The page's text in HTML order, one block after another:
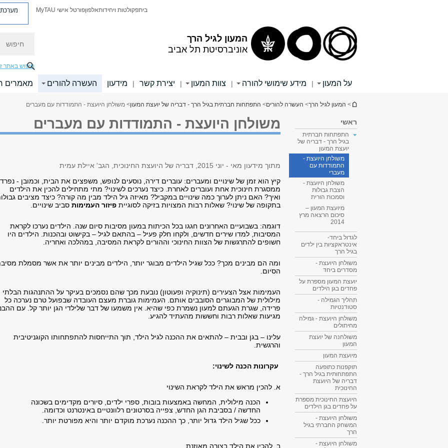
המעון לגיל הרך
אוניברסיטת תל אביב
ביתפקולטות ויחידותאלפוןפורטל אישי MyTAU מערכת
חיפוש באתר
על המעון | מידע שימושי להורה | צוות המעון | יצירת קשר | מידעון העשרה להורים מאמרים
הינך נמצא כאן
> המעון לגיל הרך> העשרה להורים> התפתחות חברתית בגיל הרך - דבריה של יועצת המעון> משולחן היועצת - התמודדות עם מעברים
ראשי
התפתחות חברתית
בגיל הרך - דבריה של
יועצת המעון
משולחן היועצת -
התמודדות עם
מעברי
משולחן היועצת -
הצבת גבולות
וסמכות הורית
מיועצת המעון –
סיכום הרצאה מרץ
2014
לגדול ביחד-
אינטראקציות בין ילדים
בגיל הרך
משולחן היועצת -
מסדרים ביחד
יועצת המעון מספרת על
פחדים בגן הילדים
תהליך הגמילה -
סטודנטיות
משולחן היועצת - גמילה
מחיתולים
משולחנה של יועצת
המעון
מיועצת המעון
תוקפנות כתופעה
התפתחותית בגיל הרך -
דבריה של היועצת
החינוכית
היועצת החינוכית מספרת
על פחדים בגן הילדים
משולחן היועצת -
המשחק החברתי בגיל
הרך
משולחן היועצת -
משולחן היועצת - התמודדות עם מעברים
מתוך מידעון מאי - יוני 2015, דבריה של היועצת החינוכית, הגב' איילת עמית
קיץ הוא זמן של שינויים ומעברים: עוברים דירה, נוסעים לנופש, משפצים את הבית, וכמובן -
ממסגרת חינוכית אחת ועוברים לאחרת. כיצד נערכים לשינוי? מתי מתחילים להכין את הילדים
ואיך? האם ניתן לערוך כמה שינויים במקביל? מאיזה גיל הילד מבין מה קורה? כיצד מציבים
בתקופה של שינוי? שאלות רבות המצויות בזיקה לסוגיית פיזור העמימות סביב שינויים.
דוגמה: בשבועיים האחרונים חגגו בכל הכיתות במעון מסיבות סיום שנה. הילדים נערכו לקראת
המסיבות, למדו שירים חדשים, ולקחו חלק פעיל – בהתאם לגיל – בקישוט ובהכנות. הילדים היו
חשופים להתרגשות של הצוות החינוכי וההורים לקראת המסיבה, במהלכה ואחריה.
ומה הם מבינים מכך? ככל שגיל הילדים מבוגר יותר, הילדים מבינים יותר את אשר מסמלת
הסיום.
העמימות אצל הצעירים (תינוקיה ופעוטון) נובעת מכך שהם נסמכים בעיקר על ההתנהגות הבלתי
מילולית של המבוגרים הסובבים אותם. העמימות גוברת מעצם העובדה שבפועל טרם נערכה כל
פרידה, שגרת הגעתם למעון נשמרת כפי שהיא. אין משמעו של דבר שלילדי הגן יותר קל. עם
מגיעות שאלות רבות וחששות מהעתיד להגיע.
עלינו – בגן ובבית – להתאים את ההכנה לגיל הילד, תוך התייחסות להתפתחותו הקוגניטיבית
והרגשית.
עקרונות הכנה לשינוי:
א. להכין מראש את הילד לקראת השינוי
הכנה מילולית, המחשה באמצעות בובות, ספרי ילדים, סיורים מקדימים בשכונה
החדשה / בסביבת הגן החדש, צפייה בסרטונים רלוונטיים באינטרנט וכדומה.
ככל שגיל הילד גדול יותר, כך ההכנה נערכת מוקדם יותר והיא מפורטת יותר.
ב. להכין את הילד בצורה מאוזנת